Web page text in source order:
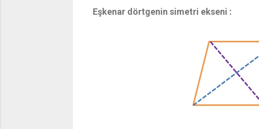
Eşkenar dörtgenin simetri ekseni :